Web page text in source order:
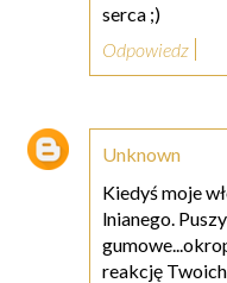
serca ;)
Odpowiedz
Unknown
Kiedyś moje
lnianego.
reakcję